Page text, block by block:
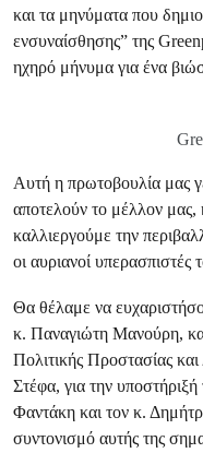
και τα μηνύματα που
ενσυναίσθησης” της
ηχηρό μήνυμα για ένα
Αυτή η πρωτοβουλία μας
αποτελούν το μέλλον μας,
καλλιεργούμε την
οι αυριανοί υπερασπιστές
Θα θέλαμε να
κ. Παναγιώτη Μανούρη,
Πολιτικής Προστασίας
Στέφα, για την
Φαντάκη και τον κ.
συντονισμό αυτής της